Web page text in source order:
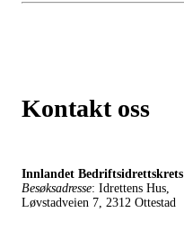
Kontakt oss
Innlandet Bedriftsidrettskrets
Besøksadresse: Idrettens Hus,
Løvstadveien 7, 2312 Ottestad